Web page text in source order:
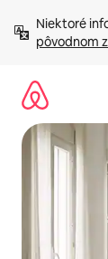
obsah.
Niektoré
pôvodnom